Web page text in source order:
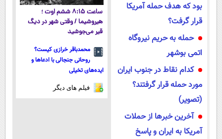
بود که هدف حمله آمریکا
قرار گرفت؟
حمله به حریم نیروگاه
اتمی بوشهر
کدام نقاط در جنوب ایران
مورد حمله قرار گرفتند؟
(تصویر)
آخرین خبرها از حملات
آمریکا به ایران و پاسخ
ساعت ۸:۱۵ ششم اوت ؛
هیروشیما / وقتی شهر در دیگ
قیر می‌جوشید
محمدباقر خرازی کیست؟
روحانی جنجالی با ادعاها و
ایده‌های تخیلی
فیلم های دیگر